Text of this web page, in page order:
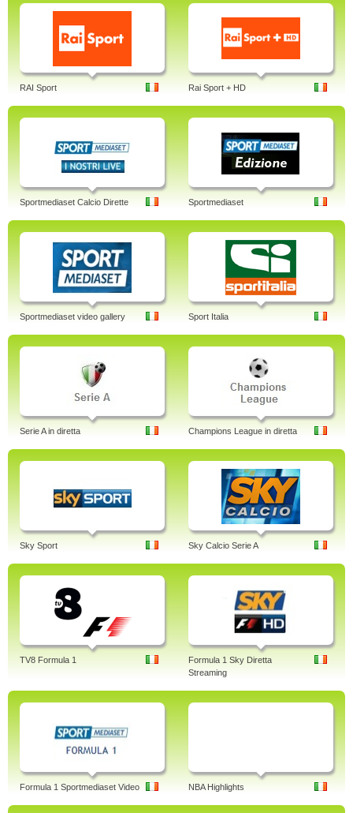
RAI Sport Rai Sport + HD
Sportmediaset Calcio Dirette Sportmediaset
Sportmediaset video gallery Sport Italia
Serie A in diretta Champions League in diretta
Sky Sport Sky Calcio Serie A
TV8 Formula 1
Formula 1 Sky Diretta
Streaming
Formula 1 Sportmediaset Video NBA Highlights